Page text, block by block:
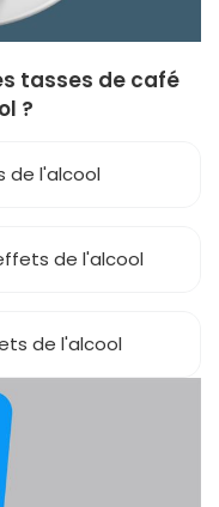
tasses de café
?
de l'alcool
de l'alcool
de l'alcool